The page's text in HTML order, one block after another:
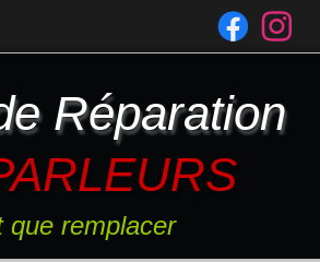
Réparation
que remplacer